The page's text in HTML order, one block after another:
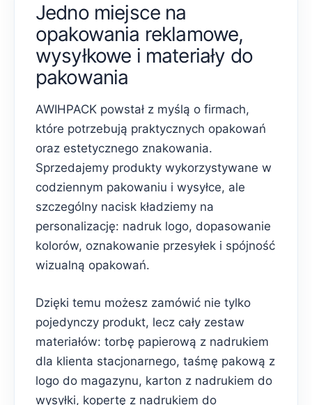
Jedno miejsce na
opakowania reklamowe,
wysyłkowe i materiały do
pakowania
AWIHPACK powstał z myślą o firmach,
które potrzebują praktycznych opakowań
oraz estetycznego znakowania.
Sprzedajemy produkty wykorzystywane w
codziennym pakowaniu i wysyłce, ale
szczególny nacisk kładziemy na
personalizację: nadruk logo, dopasowanie
kolorów, oznakowanie przesyłek i spójność
wizualną opakowań.
Dzięki temu możesz zamówić nie tylko
pojedynczy produkt, lecz cały zestaw
materiałów: torbę papierową z nadrukiem
dla klienta stacjonarnego, taśmę pakową z
logo do magazynu, karton z nadrukiem do
wysyłki, kopertę z nadrukiem do